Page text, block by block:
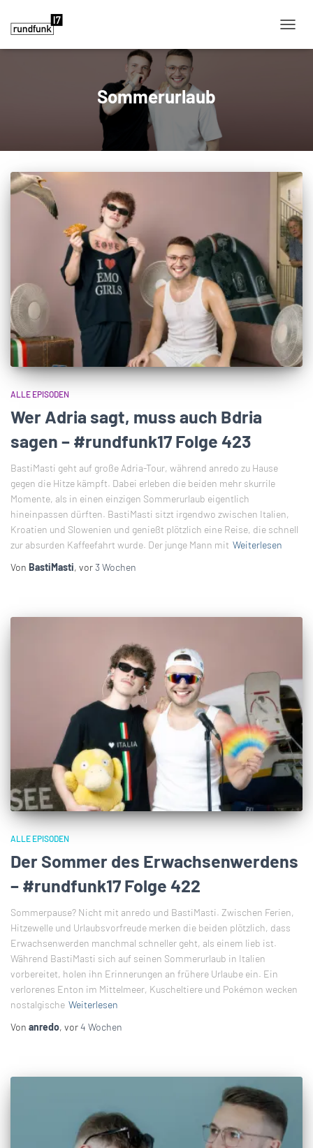
Sommerurlaub
ALLE EPISODEN
Wer Adria sagt, muss auch Bdria
sagen – #rundfunk17 Folge 423
BastiMasti geht auf große Adria-Tour, während anredo zu Hause
gegen die Hitze kämpft. Dabei erleben die beiden mehr skurrile
Momente, als in einen einzigen Sommerurlaub eigentlich
hineinpassen dürften. BastiMasti sitzt irgendwo zwischen Italien,
Kroatien und Slowenien und genießt plötzlich eine Reise, die schnell
zur absurden Kaffeefahrt wurde. Der junge Mann mit Weiterlesen
Von BastiMasti, vor3 Wochen
ALLE EPISODEN
Der Sommer des Erwachsenwerdens
– #rundfunk17 Folge 422
Sommerpause? Nicht mit anredo und BastiMasti. Zwischen Ferien,
Hitzewelle und Urlaubsvorfreude merken die beiden plötzlich, dass
Erwachsenwerden manchmal schneller geht, als einem lieb ist.
Während BastiMasti sich auf seinen Sommerurlaub in Italien
vorbereitet, holen ihn Erinnerungen an frühere Urlaube ein. Ein
verlorenes Enton im Mittelmeer, Kuscheltiere und Pokémon wecken
nostalgische Weiterlesen
Von anredo, vor4 Wochen